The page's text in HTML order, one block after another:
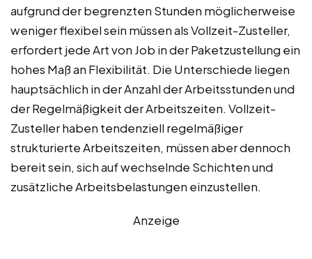
aufgrund der begrenzten Stunden möglicherweise
weniger flexibel sein müssen als Vollzeit-Zusteller,
erfordert jede Art von Job in der Paketzustellung ein
hohes Maß an Flexibilität. Die Unterschiede liegen
hauptsächlich in der Anzahl der Arbeitsstunden und
der Regelmäßigkeit der Arbeitszeiten. Vollzeit-
Zusteller haben tendenziell regelmäßiger
strukturierte Arbeitszeiten, müssen aber dennoch
bereit sein, sich auf wechselnde Schichten und
zusätzliche Arbeitsbelastungen einzustellen.
Anzeige